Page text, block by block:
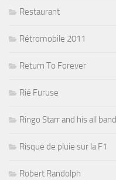
Restaurant
Rétromobile 2011
Return To Forever
Rié Furuse
Ringo Starr and his all band
Risque de pluie sur la F1
Robert Randolph